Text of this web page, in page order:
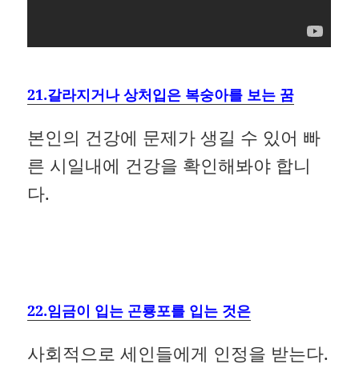
21.갈라지거나 상처입은 복숭아를 보는 꿈
본인의 건강에 문제가 생길 수 있어 빠
른 시일내에 건강을 확인해봐야 합니
다.
22.임금이 입는 곤룡포를 입는 것은
사회적으로 세인들에게 인정을 받는다.